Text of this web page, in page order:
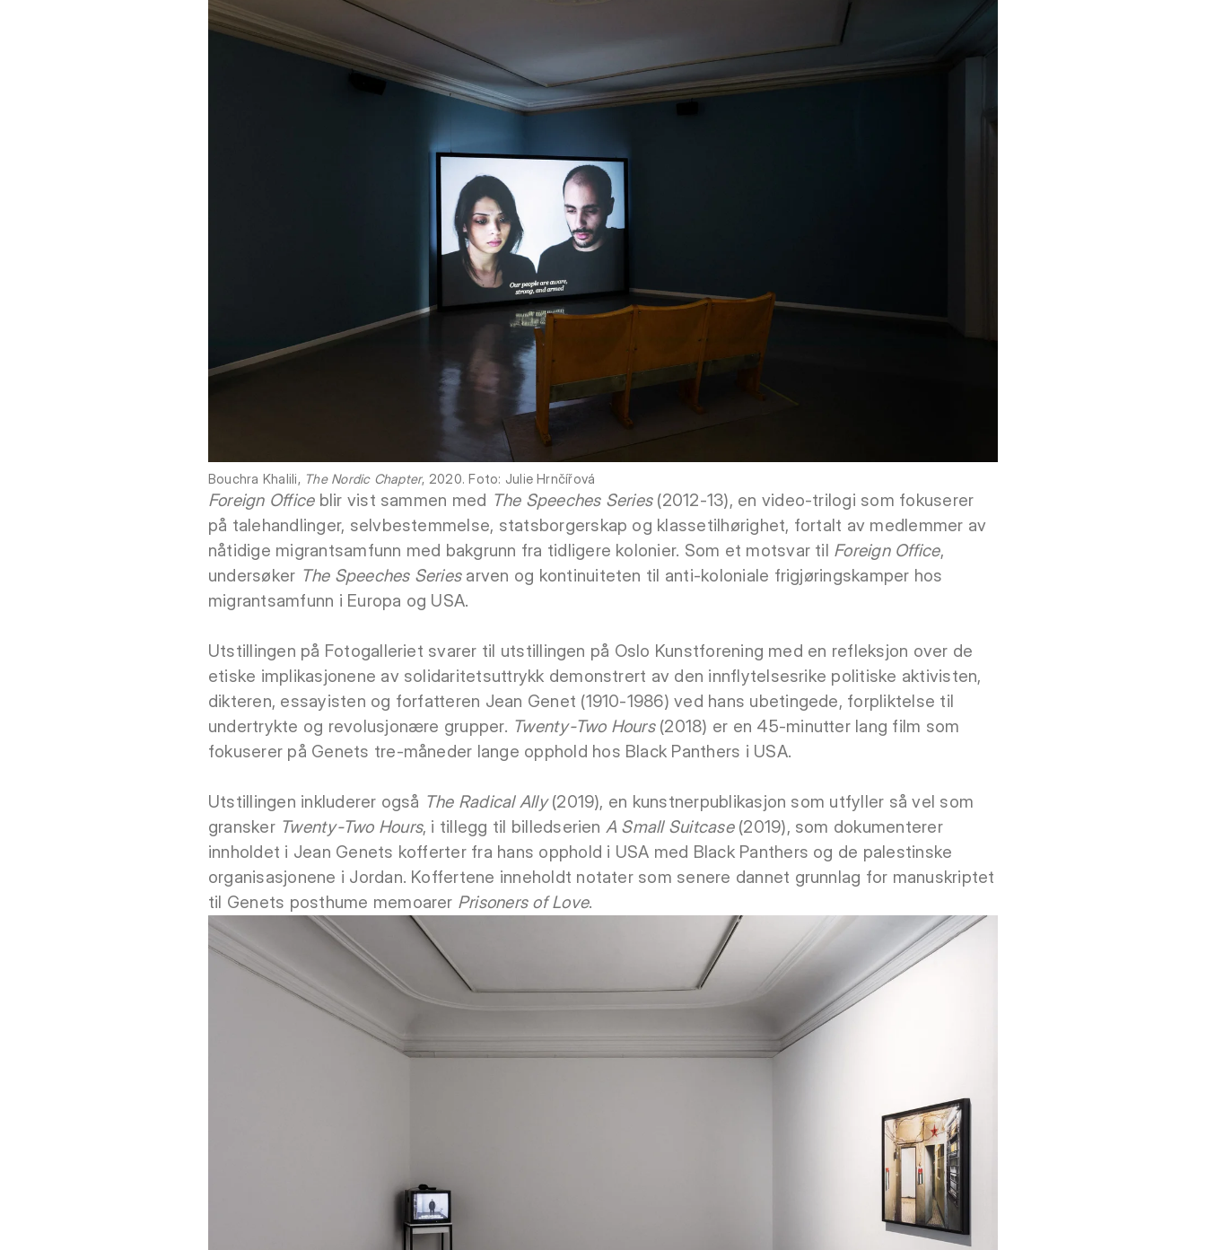
Bouchra Khalili, The Nordic Chapter, 2020. Foto: Julie Hrnčířová
Foreign Officeblir vist sammen med The Speeches Series(2012-13), en video-trilogi som fokuserer
på talehandlinger, selvbestemmelse, statsborgerskap og klassetilhørighet, fortalt av medlemmer av
nåtidige migrantsamfunn med bakgrunn fra tidligere kolonier. Som et motsvar til Foreign Office,
undersøker The Speeches Series arven og kontinuiteten til anti-koloniale frigjøringskamper hos
migrantsamfunn i Europa og USA.
Utstillingen på Fotogalleriet svarer til utstillingen på Oslo Kunstforening med en refleksjon over de
etiske implikasjonene av solidaritetsuttrykk demonstrert av den innflytelsesrike politiske aktivisten,
dikteren, essayisten og forfatteren Jean Genet (1910-1986) ved hans ubetingede, forpliktelse til
undertrykte og revolusjonære grupper. Twenty-Two Hours(2018) er en 45-minutter lang film som
fokuserer på Genets tre-måneder lange opphold hos Black Panthers i USA.
Utstillingen inkluderer også The Radical Ally(2019), en kunstnerpublikasjon som utfyller så vel som
gransker Twenty-Two Hours, i tillegg til billedserien A Small Suitcase(2019), som dokumenterer
innholdet i Jean Genets kofferter fra hans opphold i USA med Black Panthers og de palestinske
organisasjonene i Jordan. Koffertene inneholdt notater som senere dannet grunnlag for manuskriptet
til Genets posthume memoarer Prisoners of Love.